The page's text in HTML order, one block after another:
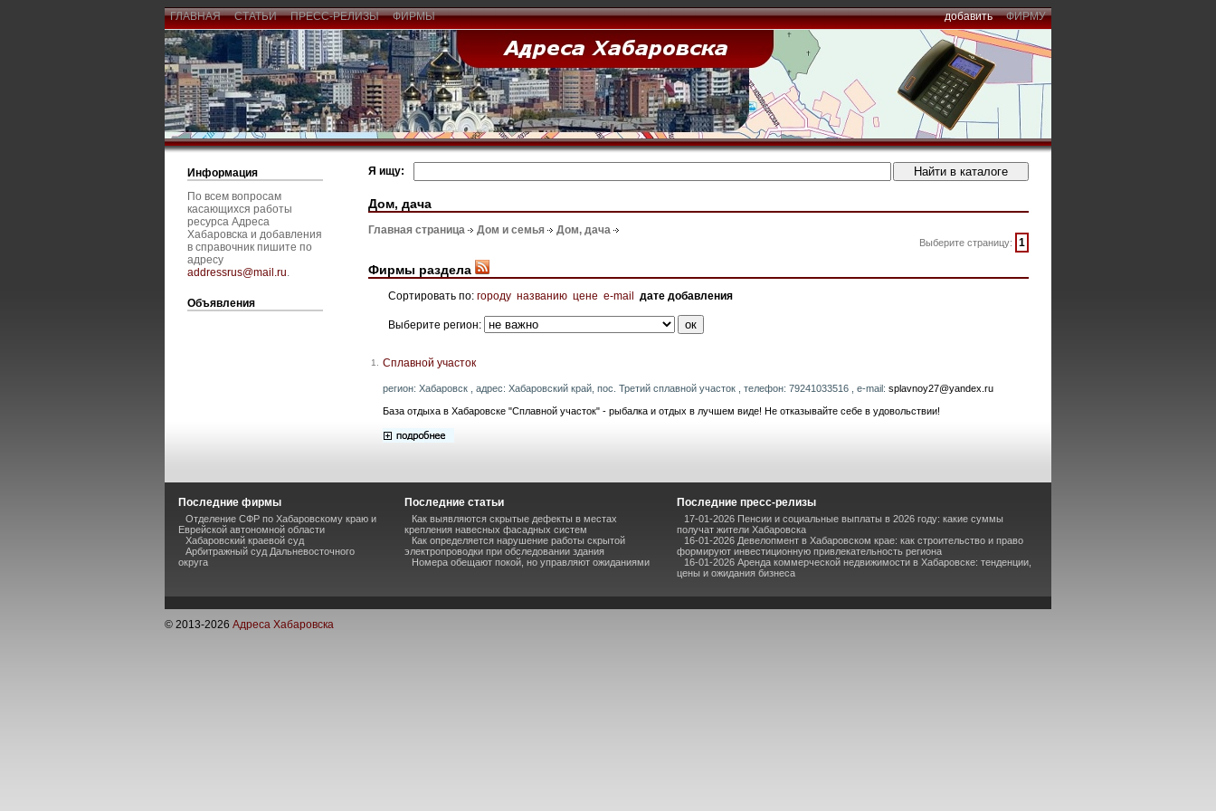
ГЛАВНАЯ СТАТЬИ ПРЕСС-РЕЛИЗЫ ФИРМЫ добавить ФИРМУ
Информация
По всем вопросам
касающихся работы
ресурса Адреса
Хабаровска и добавления
в справочник пишите по
адресу
addressrus@mail.ru.
Объявления
Я ищу:
Дом, дача
Главная страница Дом и семья Дом, дача
Выберите страницу: 1
Фирмы раздела
Сортировать по: городу названию цене e-mail дате добавления
Выберите регион:
1. Сплавной участок
регион: Хабаровск , адрес: Хабаровский край, пос. Третий сплавной участок , телефон: 79241033516 , e-mail: splavnoy27@yandex.ru
База отдыха в Хабаровске "Сплавной участок" - рыбалка и отдых в лучшем виде! Не отказывайте себе в удовольствии!
Последние фирмы
Отделение СФР по Хабаровскому краю и
Еврейской автономной области
Хабаровский краевой суд
Арбитражный суд Дальневосточного
округа
Последние статьи
Как выявляются скрытые дефекты в местах
крепления навесных фасадных систем
Как определяется нарушение работы скрытой
электропроводки при обследовании здания
Номера обещают покой, но управляют ожиданиями
Последние пресс-релизы
17-01-2026 Пенсии и социальные выплаты в 2026 году: какие суммы
получат жители Хабаровска
16-01-2026 Девелопмент в Хабаровском крае: как строительство и право
формируют инвестиционную привлекательность региона
16-01-2026 Аренда коммерческой недвижимости в Хабаровске: тенденции,
цены и ожидания бизнеса
© 2013-2026 Адреса Хабаровска